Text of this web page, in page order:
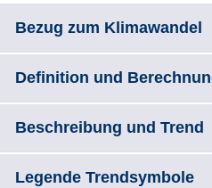
Bezug zum Klimawandel
Definition und
Beschreibung und Trend
Legende Trendsymbole